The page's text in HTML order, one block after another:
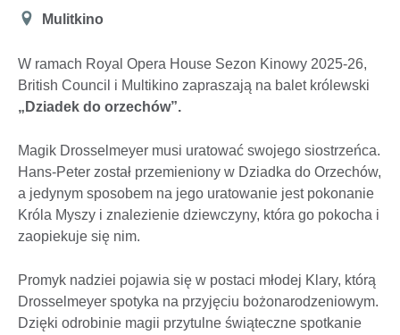
Miejsce
Mulitkino
W ramach Royal Opera House Sezon Kinowy 2025-26,
British Council i Multikino zapraszają na balet królewski
„Dziadek do orzechów”.
Magik Drosselmeyer musi uratować swojego siostrzeńca.
Hans-Peter został przemieniony w Dziadka do Orzechów,
a jedynym sposobem na jego uratowanie jest pokonanie
Króla Myszy i znalezienie dziewczyny, która go pokocha i
zaopiekuje się nim.
Promyk nadziei pojawia się w postaci młodej Klary, którą
Drosselmeyer spotyka na przyjęciu bożonarodzeniowym.
Dzięki odrobinie magii przytulne świąteczne spotkanie